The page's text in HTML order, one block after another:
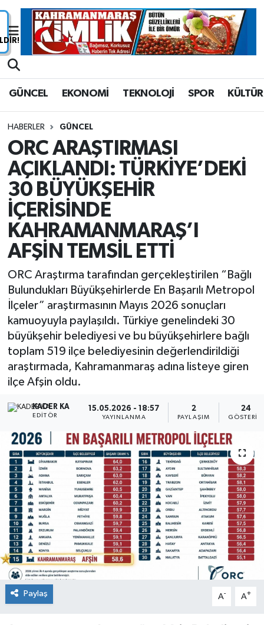
GÜNCEL EKONOMİ TEKNOLOJİ SPOR KÜLTÜR
HABERLER GÜNCEL
ORC ARAŞTIRMASI
AÇIKLANDI: TÜRKİYE’DEKİ
30 BÜYÜKŞEHİR
İÇERİSİNDE
KAHRAMANMARAŞ’I
AFŞİN TEMSİL ETTİ
ORC Araştırma tarafından gerçekleştirilen “Bağlı
Bulundukları Büyükşehirlerde En Başarılı Metropol
İlçeler” araştırmasının Mayıs 2026 sonuçları
kamuoyuyla paylaşıldı. Türkiye genelindeki 30
büyükşehir belediyesi ve bu büyükşehirlere bağlı
toplam 519 ilçe belediyesinin değerlendirildiği
araştırmada, Kahramanmaraş adına listeye giren
ilçe Afşin oldu.
KADER KA
EDITÖR
15.05.2026 - 18:57
YAYINLANMA
2
PAYLAŞIM
24
GÖSTERIM
Paylaş A- A+
Nöbetçi Eczaneler
Süper Lig Puan Durumu ve Fikstür
Tüm Manşetler
Son Dakika Haberleri
Haber Arşivi